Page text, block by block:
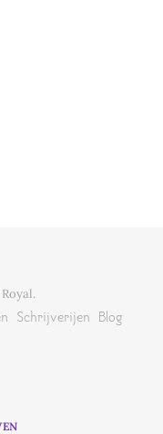
.
Schrijverijen Blog